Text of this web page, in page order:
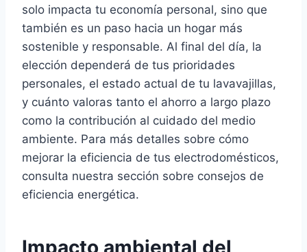
solo impacta tu economía personal, sino que
también es un paso hacia un hogar más
sostenible y responsable. Al final del día, la
elección dependerá de tus prioridades
personales, el estado actual de tu lavavajillas,
y cuánto valoras tanto el ahorro a largo plazo
como la contribución al cuidado del medio
ambiente. Para más detalles sobre cómo
mejorar la eficiencia de tus electrodomésticos,
consulta nuestra sección sobre consejos de
eficiencia energética.
Impacto ambiental del